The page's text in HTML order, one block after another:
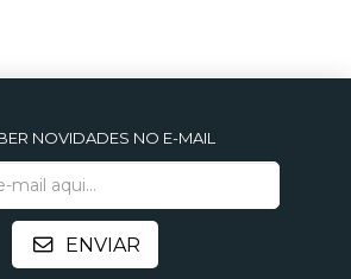
NOVIDADES NO E-MAIL